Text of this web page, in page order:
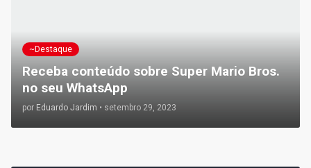
~Destaque
Receba conteúdo sobre Super Mario Bros.
no seu WhatsApp
por Eduardo Jardim • setembro 29, 2023